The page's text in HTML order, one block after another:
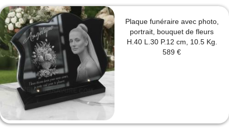
Plaque funéraire avec photo,
portrait, bouquet de fleurs
H.40 L.30 P.12 cm, 10.5 Kg.
589 €